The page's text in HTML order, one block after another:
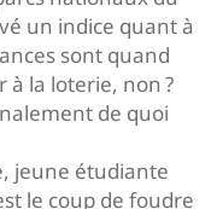
un indice quant à
sont quand
la loterie, non ?
de quoi
jeune étudiante
le coup de foudre